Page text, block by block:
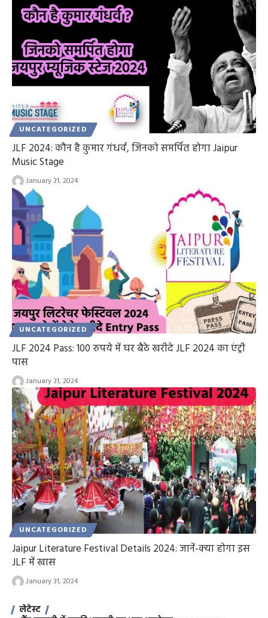
UNCATEGORIZED
JLF 2024: कौन है कुमार गंधर्व, जिनको समर्पित होगा Jaipur
Music Stage
January 31, 2024
UNCATEGORIZED
JLF 2024 Pass: 100 रुपये में घर बैठे खरीदे JLF 2024 का एंट्री
पास
January 31, 2024
UNCATEGORIZED
Jaipur Literature Festival Details 2024: जानें-क्या होगा इस
JLF में खास
January 31, 2024
लेटेस्ट